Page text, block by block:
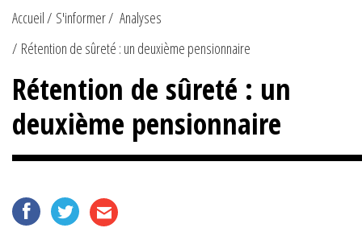
Accueil S'informer
Analyses
Rétention de sûreté : un deuxième pensionnaire
Rétention de sûreté : un
deuxième pensionnaire